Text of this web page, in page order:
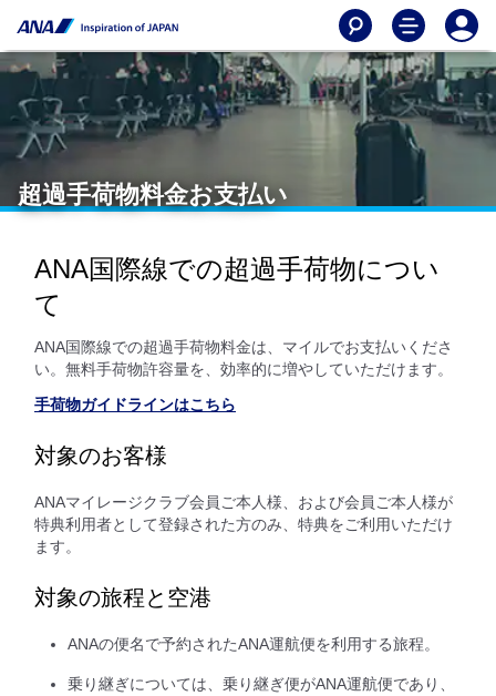
超過手荷物料金お支払い
ANA国際線での超過手荷物につい
て
ANA国際線での超過手荷物料金は、マイルでお支払いくださ
い。無料手荷物許容量を、効率的に増やしていただけます。
手荷物ガイドラインはこちら
対象のお客様
ANAマイレージクラブ会員ご本人様、および会員ご本人様が
特典利用者として登録された方のみ、特典をご利用いただけ
ます。
対象の旅程と空港
ANAの便名で予約されたANA運航便を利用する旅程。
乗り継ぎについては、乗り継ぎ便がANA運航便であり、